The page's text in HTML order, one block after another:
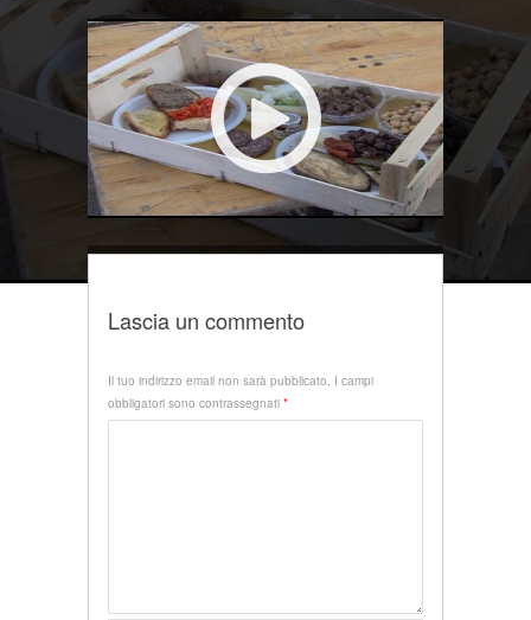
Lascia un commento
Il tuo indirizzo email non sarà pubblicato. I campi
obbligatori sono contrassegnati *